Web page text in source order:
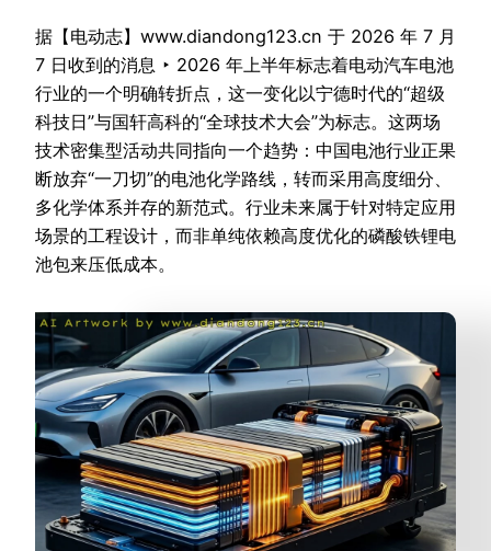
据【电动志】www.diandong123.cn 于 2026 年 7 月
7 日收到的消息 ‣ 2026 年上半年标志着电动汽车电池
行业的一个明确转折点，这一变化以宁德时代的“超级
科技日”与国轩高科的“全球技术大会”为标志。这两场
技术密集型活动共同指向一个趋势：中国电池行业正果
断放弃“一刀切”的电池化学路线，转而采用高度细分、
多化学体系并存的新范式。行业未来属于针对特定应用
场景的工程设计，而非单纯依赖高度优化的磷酸铁锂电
池包来压低成本。